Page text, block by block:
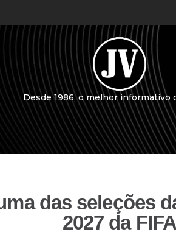
Desde 1986, o melhor informativo
das seleções
2027 da FIFA